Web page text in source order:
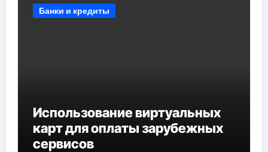
Банки и кредиты
Использование виртуальных
карт для оплаты зарубежных
сервисов